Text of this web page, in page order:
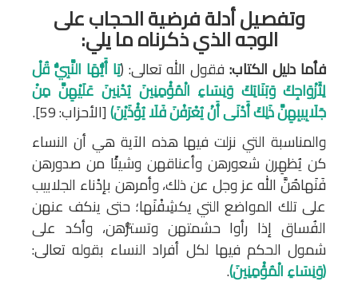
وتفصيل أدلة فرضية الحجاب على
الوجه الذي ذكرناه ما يلي:
فأما دليل الكتاب: فقول الله تعالى: ﴿يَا أَيُّهَا النَّبِيُّ قُلْ
لِأَزْوَاجِكَ وَبَنَاتِكَ وَنِسَاءِ الْمُؤْمِنِينَ يُدْنِينَ عَلَيْهِنَّ مِنْ
جَلَابِيبِهِنَّ ذَلِكَ أَدْنَى أَنْ يُعْرَفْنَ فَلَا يُؤْذَيْنَ﴾[الأحزاب: 59].
والمناسبة التي نزلت فيها هذه الآية هي أن النساء
كن يُظهِرن شعورهن وأعناقهن وشيئًا من صدورهن
فَنَهاهُنَّ الله عز وجل عن ذلك، وأمرهن بإدْناء الجلابيب
على تلك المواضع التي يكشِفْنَها؛ حتى ينكف عنهن
الفُساق إذا رأوا حشمتهن وتستُّرَهن، وأكد على
شمول الحكم فيها لكل أفراد النساء بقوله تعالى:
﴿وَنِسَاءِ الْمُؤْمِنِينَ﴾.